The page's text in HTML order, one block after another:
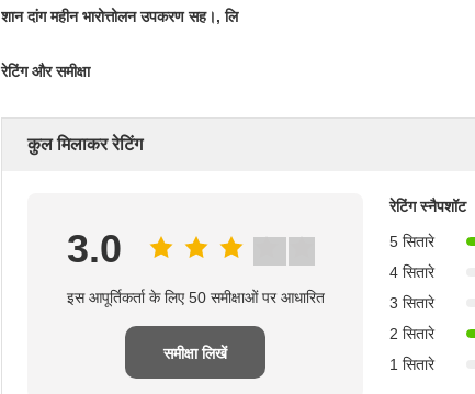
शान दांग महीन भारोत्तोलन उपकरण सह।, लि
रेटिंग और समीक्षा
कुल मिलाकर रेटिंग
3.0
इस आपूर्तिकर्ता के लिए 50 समीक्षाओं पर आधारित
समीक्षा लिखें
रेटिंग स्नैपशॉट
5 सितारे
4 सितारे
3 सितारे
2 सितारे
1 सितारे